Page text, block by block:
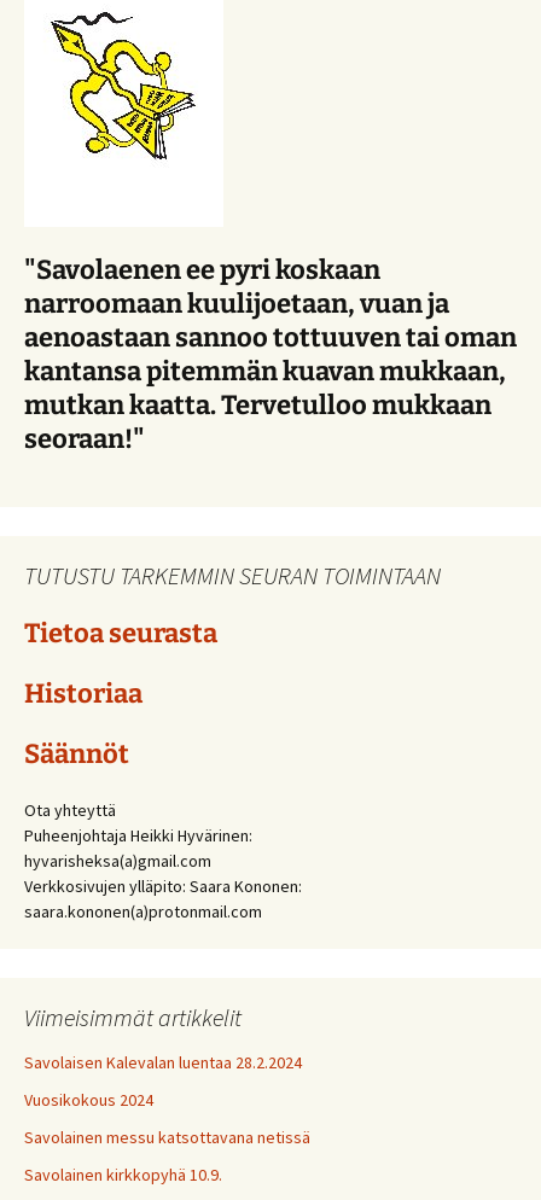
"Savolaenen ee pyri koskaan
narroomaan kuulijoetaan, vuan ja
aenoastaan sannoo tottuuven tai oman
kantansa pitemmän kuavan mukkaan,
mutkan kaatta. Tervetulloo mukkaan
seoraan!"
TUTUSTU TARKEMMIN SEURAN TOIMINTAAN
Tietoa seurasta
Historiaa
Säännöt
Ota yhteyttä
Puheenjohtaja Heikki Hyvärinen:
hyvarisheksa(a)gmail.com
Verkkosivujen ylläpito: Saara Kononen:
saara.kononen(a)protonmail.com
Viimeisimmät artikkelit
Savolaisen Kalevalan luentaa 28.2.2024
Vuosikokous 2024
Savolainen messu katsottavana netissä
Savolainen kirkkopyhä 10.9.